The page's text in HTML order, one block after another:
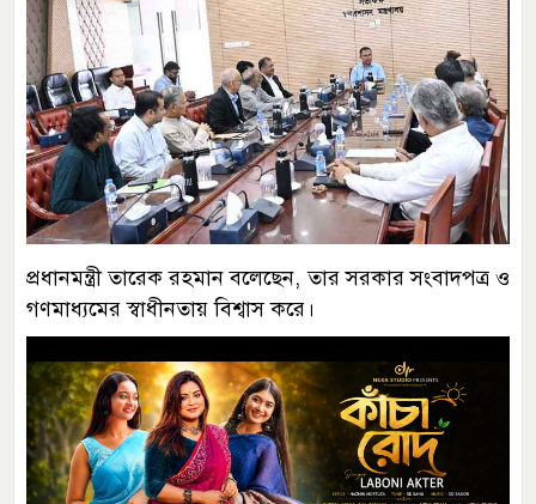
প্রধানমন্ত্রী তারেক রহমান বলেছেন, তার সরকার সংবাদপত্র ও
গণমাধ্যমের স্বাধীনতায় বিশ্বাস করে।